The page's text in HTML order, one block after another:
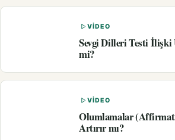
VIDEO
Sevgi Dilleri Testi İlişki
mi?
VIDEO
Olumlamalar
Artırır mı?